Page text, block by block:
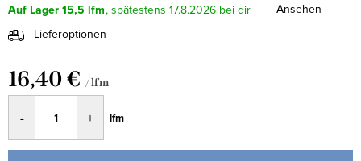
Auf Lager15,5 lfm 17.8.2026
Ansehen
Lieferoptionen
16,40 € / lfm
lfm